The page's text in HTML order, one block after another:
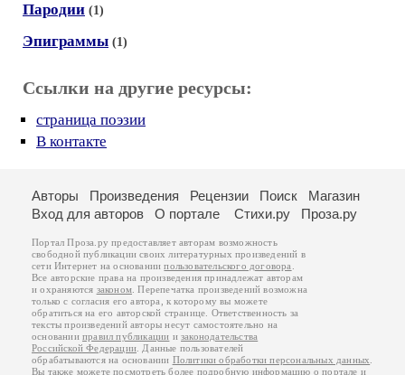
Пародии (1)
Эпиграммы (1)
Ссылки на другие ресурсы:
страница поэзии
В контакте
Авторы Произведения Рецензии Поиск
Магазин
Вход для авторов
О портале Стихи.ру Проза.ру
Портал Проза.ру предоставляет авторам возможность
свободной публикации своих литературных произведений в
сети Интернет на основаниипользовательского договора
Все авторские права на произведения принадлежат авторам
и охраняются законом . Перепечатка произведений возможна
только с согласия его автора, к которому вы можете
обратиться на его авторской странице. Ответственность за
тексты произведений авторы несут самостоятельно на
основанииправил публикации изаконодательства
Российской Федерации . Данные пользователей
обрабатываются на основании Политики обработки персональных данных
Вы также можете посмотреть более подробную информацию о портале и